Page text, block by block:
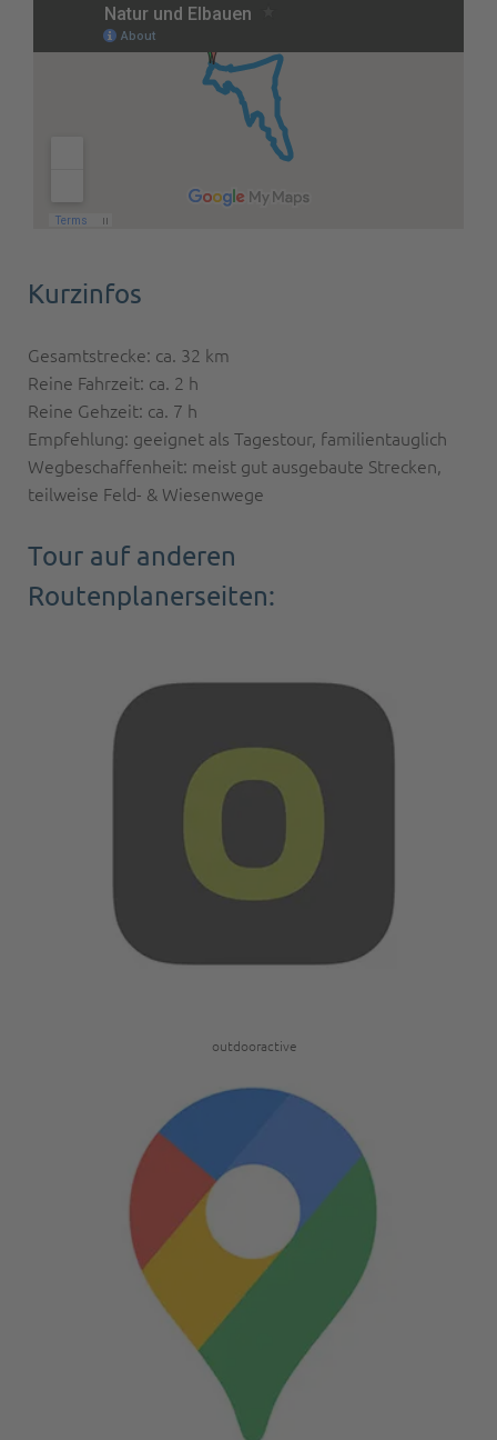
Kurzinfos
Gesamtstrecke: ca. 32 km
Reine Fahrzeit: ca. 2 h
Reine Gehzeit: ca. 7 h
Empfehlung: geeignet als Tagestour, familientauglich
Wegbeschaffenheit: meist gut ausgebaute Strecken,
teilweise Feld- & Wiesenwege
Tour auf anderen
Routenplanerseiten:
outdooractive